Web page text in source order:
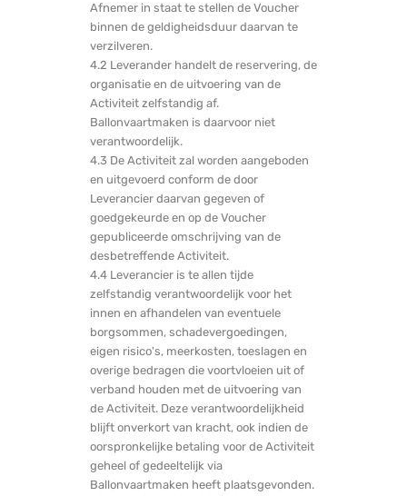
Afnemer in staat te stellen de Voucher
binnen de geldigheidsduur daarvan te
verzilveren.
4.2 Leverander handelt de reservering, de
organisatie en de uitvoering van de
Activiteit zelfstandig af.
Ballonvaartmaken is daarvoor niet
verantwoordelijk.
4.3 De Activiteit zal worden aangeboden
en uitgevoerd conform de door
Leverancier daarvan gegeven of
goedgekeurde en op de Voucher
gepubliceerde omschrijving van de
desbetreffende Activiteit.
4.4 Leverancier is te allen tijde
zelfstandig verantwoordelijk voor het
innen en afhandelen van eventuele
borgsommen, schadevergoedingen,
eigen risico's, meerkosten, toeslagen en
overige bedragen die voortvloeien uit of
verband houden met de uitvoering van
de Activiteit. Deze verantwoordelijkheid
blijft onverkort van kracht, ook indien de
oorspronkelijke betaling voor de Activiteit
geheel of gedeeltelijk via
Ballonvaartmaken heeft plaatsgevonden.